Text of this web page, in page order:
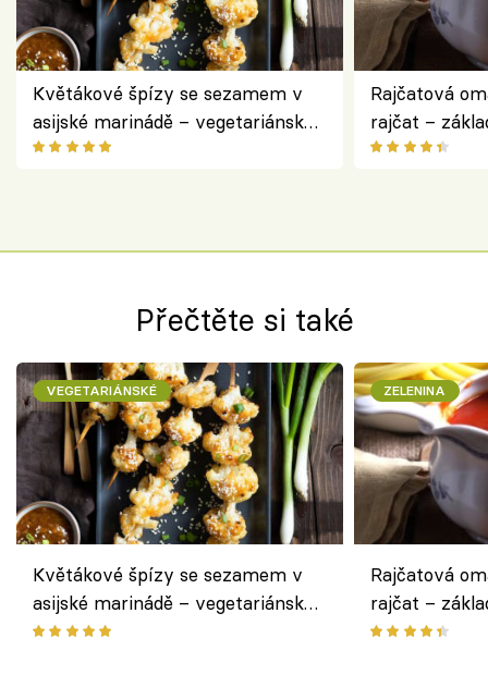
Květákové špízy se sezamem v
asijské marinádě – vegetariánská
chuťovka z grilu
Rajčatová
rajčat –
Přečtěte si také
VEGETARIÁNSKÉ
Květákové špízy se sezamem v
asijské marinádě – vegetariánská
chuťovka z grilu
ZELENINA
Rajčatová
rajčat –